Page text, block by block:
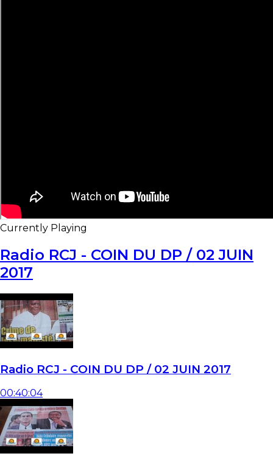
Currently Playing
Radio RCJ - COIN DU DP / 02 JUIN
2017
Radio RCJ - COIN DU DP / 02 JUIN 2017
00:40:04